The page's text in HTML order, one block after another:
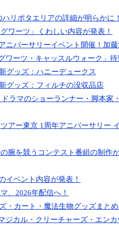
リポタエリアの詳細が明らかに
ワーツ」くわしい内容が発表！
ニバーサリーイベント開催！加
ワーツ・キャッスルウォーク」
グッズ：ハニーデュークス
グッズ：フィルチの没収品店
ラマのショーランナー・脚本家
アー東京 1周年アニバーサリー
腕を競うコンテスト番組の制作
イベント内容が発表！
、2026年配信へ！
・カート・魔法生物グッズまと
ジカル・クリーチャーズ・エン